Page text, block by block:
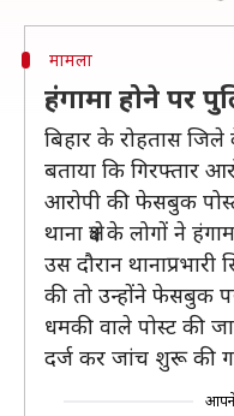
मामला
हंगामा होने पर
बिहार के रोहतास जिले
बताया कि गिरफ्तार
आरोपी की फेसबुक
थाना क्षेत्र के लोगों ने
उस दौरान
की तो उन्होंने फेसबुक
धमकी वाले पोस्ट की
दर्ज कर जांच शुरू की
आपने